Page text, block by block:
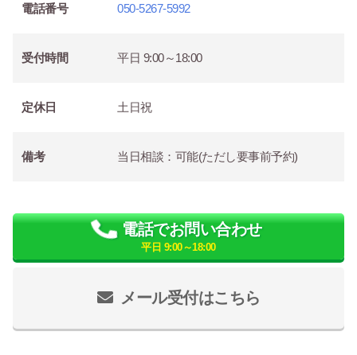
電話番号 050-5267-5992
受付時間 平日 9:00～18:00
定休日 土日祝
備考 当日相談：可能(ただし要事前予約)
メール受付はこちら
電話でお問い合わせ
平日 9:00～18:00